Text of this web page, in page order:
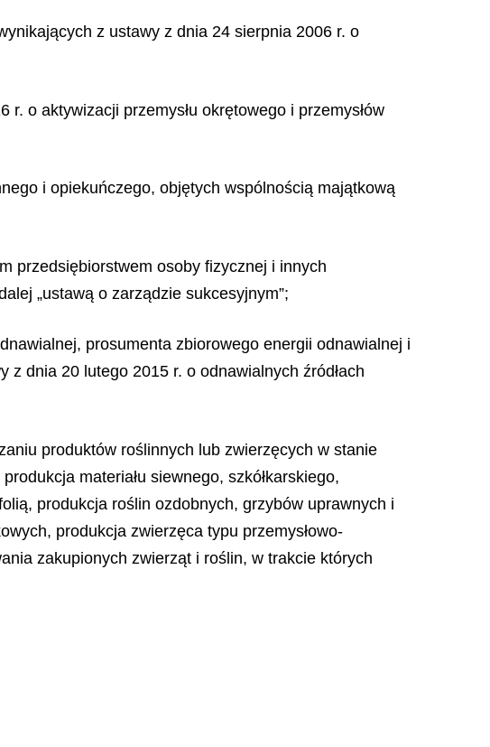
z ustawy z dnia 24 sierpnia 2006 r. o
o aktywizacji przemysłu okrętowego i przemysłów
i opiekuńczego, objętych wspólnością majątkową
przedsiębiorstwem osoby fizycznej i innych
„ustawą o zarządzie sukcesyjnym”;
prosumenta zbiorowego energii odnawialnej i
dnia 20 lutego 2015 r. o odnawialnych źródłach
produktów roślinnych lub zwierzęcych w stanie
materiału siewnego, szkółkarskiego,
produkcja roślin ozdobnych, grzybów uprawnych i
produkcja zwierzęca typu przemysłowo-
zakupionych zwierząt i roślin, w trakcie których